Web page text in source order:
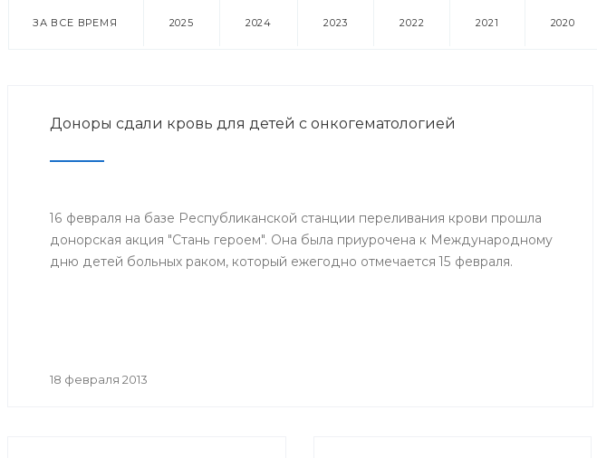
ЗА ВСЕ ВРЕМЯ 2025 2024 2023 2022 2021 2020
Доноры сдали кровь для детей с онкогематологией
16 февраля на базе Республиканской станции переливания крови прошла
донорская акция "Стань героем". Она была приурочена к Международному
дню детей больных раком, который ежегодно отмечается 15 февраля.
18 февраля 2013